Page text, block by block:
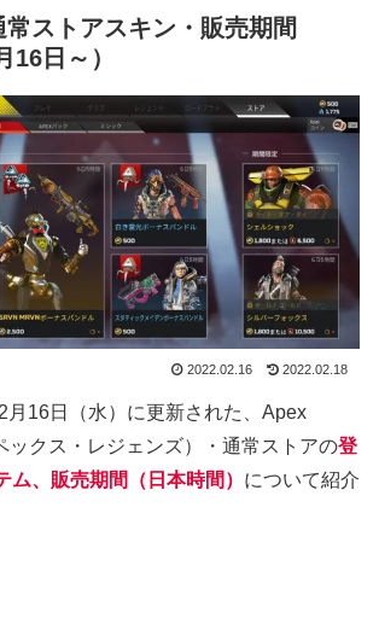
常ストアスキン・販売期間
16日～）
2022.02.16 2022.02.18
月16日（水）に更新された、Apex
ックス・レジェンズ）・通常ストアの登
ム、販売期間（日本時間） について紹介